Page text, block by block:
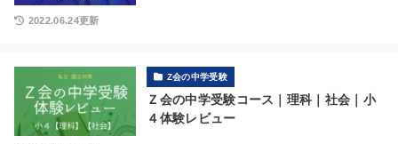
2022.06.24更新
Z会の中学受験
Ｚ会の中学受験コース｜理科｜社会｜小
４体験レビュー